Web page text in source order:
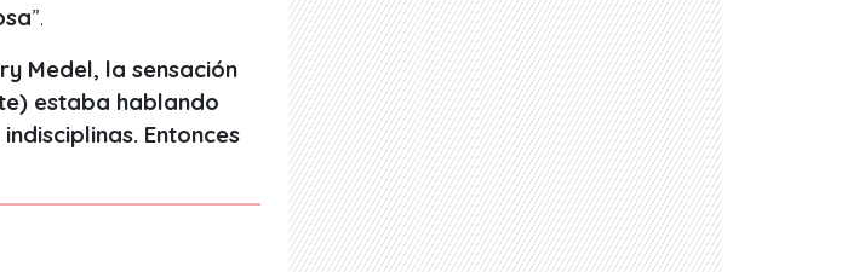
”.
Medel, la sensación
estaba hablando
Entonces